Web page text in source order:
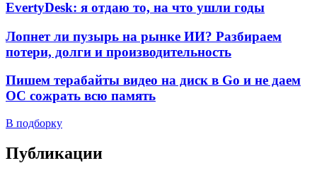
EvertyDesk: я отдаю то, на что ушли годы
Лопнет ли пузырь на рынке ИИ? Разбираем
потери, долги и производительность
Пишем терабайты видео на диск в Go и не даем
ОС сожрать всю память
В подборку
Публикации